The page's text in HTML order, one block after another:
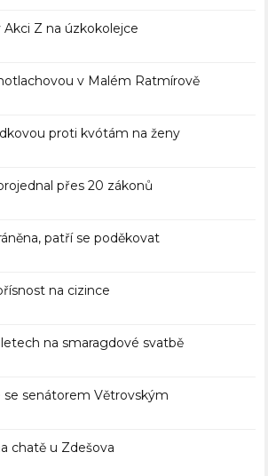
Z na úzkokolejce
v Malém Ratmírově
proti kvótám na ženy
přes 20 zákonů
patří se poděkovat
na cizince
na smaragdové svatbě
se senátorem Větrovským
chatě u Zdešova